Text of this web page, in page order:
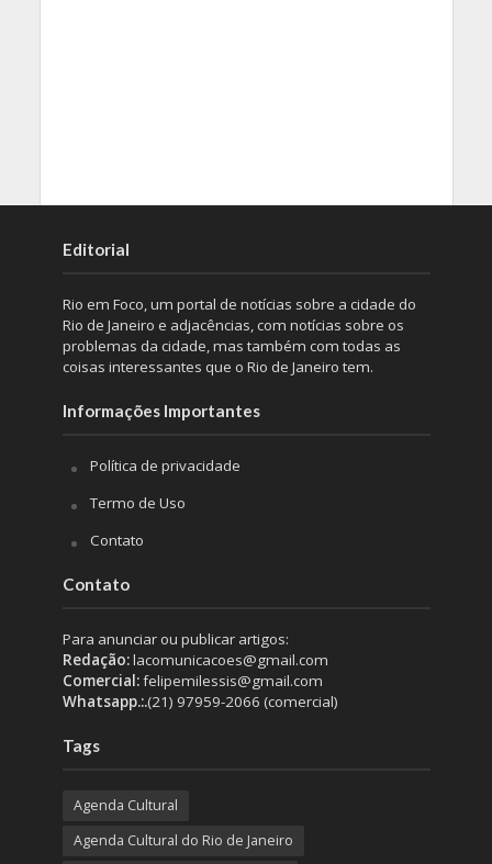
Editorial
Rio em Foco, um portal de notícias sobre a cidade do
Rio de Janeiro e adjacências, com notícias sobre os
problemas da cidade, mas também com todas as
coisas interessantes que o Rio de Janeiro tem.
Informações Importantes
Política de privacidade
Termo de Uso
Contato
Contato
Para anunciar ou publicar artigos:
Redação:lacomunicacoes@gmail.com
Comercial:felipemilessis@gmail.com
Whatsapp.:.(21) 97959-2066 (comercial)
Tags
Agenda Cultural
Agenda Cultural do Rio de Janeiro